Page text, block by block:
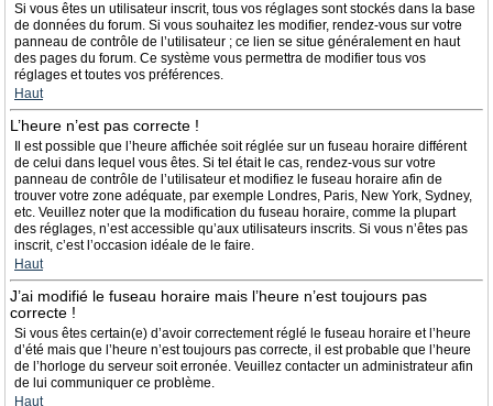
Si vous êtes un utilisateur inscrit, tous vos réglages sont stockés dans la base
de données du forum. Si vous souhaitez les modifier, rendez-vous sur votre
panneau de contrôle de l’utilisateur ; ce lien se situe généralement en haut
des pages du forum. Ce système vous permettra de modifier tous vos
réglages et toutes vos préférences.
Haut
L’heure n’est pas correcte !
Il est possible que l’heure affichée soit réglée sur un fuseau horaire différent
de celui dans lequel vous êtes. Si tel était le cas, rendez-vous sur votre
panneau de contrôle de l’utilisateur et modifiez le fuseau horaire afin de
trouver votre zone adéquate, par exemple Londres, Paris, New York, Sydney,
etc. Veuillez noter que la modification du fuseau horaire, comme la plupart
des réglages, n’est accessible qu’aux utilisateurs inscrits. Si vous n’êtes pas
inscrit, c’est l’occasion idéale de le faire.
Haut
J’ai modifié le fuseau horaire mais l’heure n’est toujours pas
correcte !
Si vous êtes certain(e) d’avoir correctement réglé le fuseau horaire et l’heure
d’été mais que l’heure n’est toujours pas correcte, il est probable que l’heure
de l’horloge du serveur soit erronée. Veuillez contacter un administrateur afin
de lui communiquer ce problème.
Haut